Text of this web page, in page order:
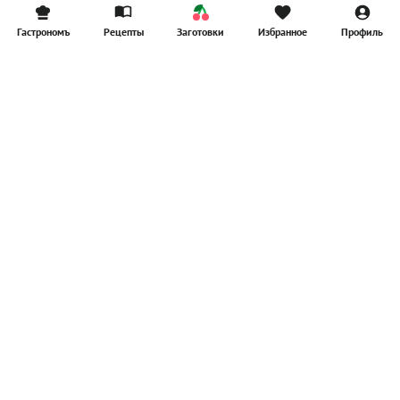
Гастрономъ Рецепты Заготовки Избранное Профиль